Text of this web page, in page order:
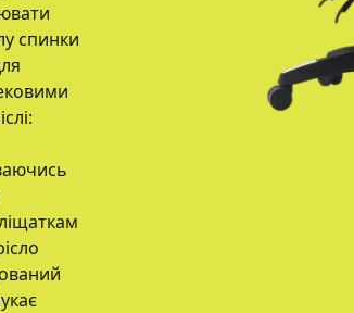
спинки